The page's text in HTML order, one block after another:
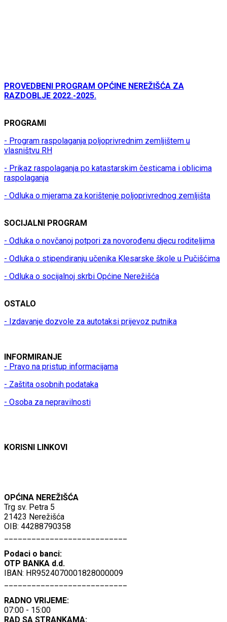
PROVEDBENI PROGRAM OPĆINE NEREŽIŠĆA ZA
RAZDOBLJE 2022.-2025.
PROGRAMI
- Program raspolaganja poljoprivrednim zemljištem u
vlasništvu RH
- Prikaz raspolaganja po katastarskim česticama i oblicima
raspolaganja
- Odluka o mjerama za korištenje poljoprivrednog zemljišta
SOCIJALNI PROGRAM
- Odluka o novčanoj potpori za novorođenu djecu roditeljima
- Odluka o stipendiranju učenika Klesarske škole u Pučišćima
- Odluka o socijalnoj skrbi Općine Nerežišća
OSTALO
- Izdavanje dozvole za autotaksi prijevoz putnika
INFORMIRANJE
- Pravo na pristup informacijama
- Zaštita osobnih podataka
- Osoba za nepravilnosti
KORISNI LINKOVI
OPĆINA NEREŽIŠĆA
Trg sv. Petra 5
21423 Nerežišća
OIB: 44288790358
Podaci o banci:
OTP BANKA d.d.
IBAN: HR9524070001828000009
RADNO VRIJEME:
07:00 - 15:00
RAD SA STRANKAMA: